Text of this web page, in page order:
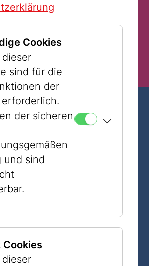
LISTE
zwei Standorte
zu Fuß
Social Media
Cookies
sind für die
der
der sicheren
und sind